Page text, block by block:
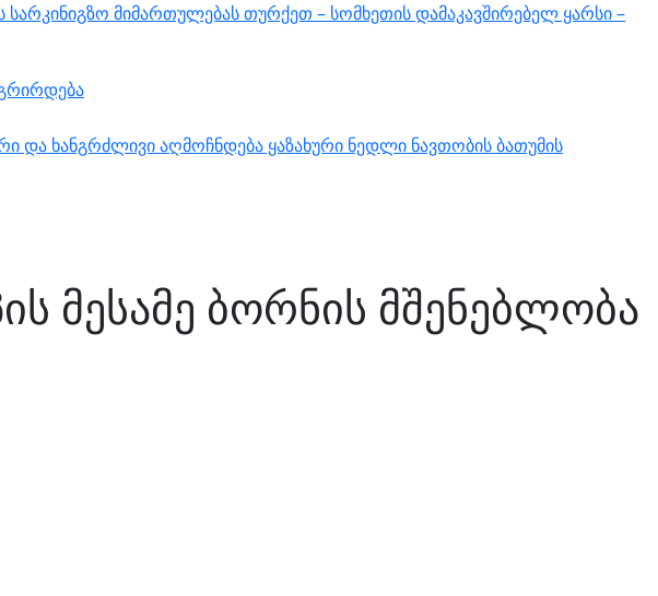
მიმართულებას თურქეთ – სომხეთის დამაკავშირებელ ყარსი –
და ხანგრძლივი აღმოჩნდება ყაზახური ნედლი ნავთობის ბათუმის
მესამე ბორნის მშენებლობა